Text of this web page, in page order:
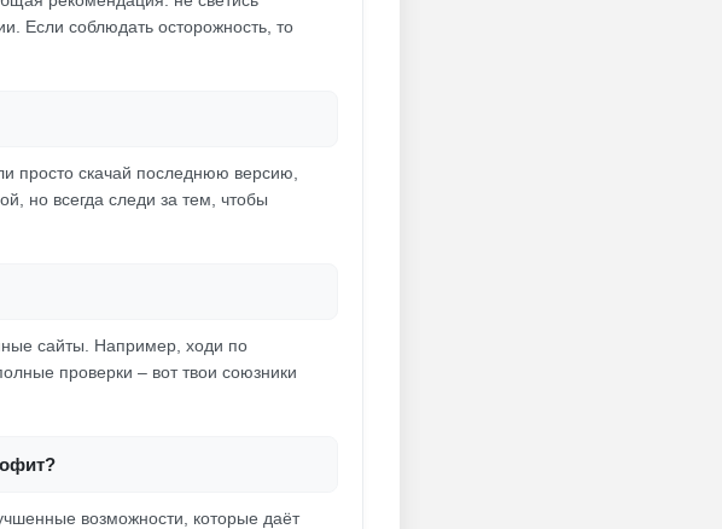
Если соблюдать осторожность, то
просто скачай последнюю версию,
но всегда следи за тем, чтобы
сайты. Например, ходи по
проверки – вот твои союзники
возможности, которые даёт